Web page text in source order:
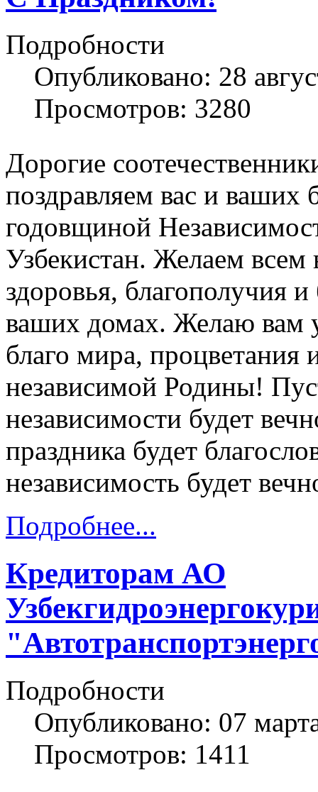
Подробности
Опубликовано: 28
Просмотров: 3280
Дорогие
поздравляем вас и ваших
годовщиной
Узбекистан. Желаем всем
здоровья, благополучия
ваших домах. Желаю вам
благо мира, процветания
независимой Родины!
независимости будет
праздника будет
независимость будет
Подробнее...
Кредиторам АО
Подробности
Опубликовано: 07
Просмотров: 1411